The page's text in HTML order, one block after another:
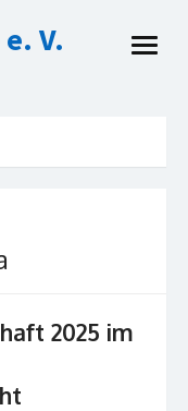
V.
open
2025 im